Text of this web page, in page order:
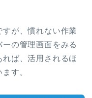
が、慣れない作業
の管理画面をみる
ば、活用されるほ
す。